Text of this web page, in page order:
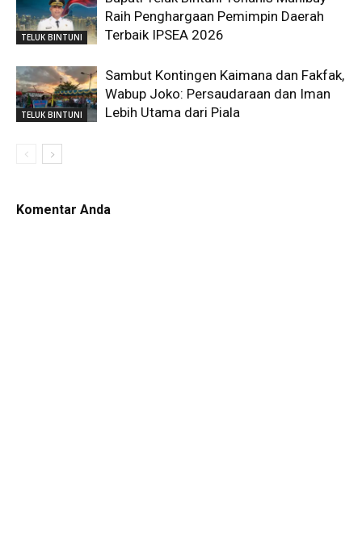
TELUK BINTUNI
Raih Penghargaan Pemimpin Daerah
Terbaik IPSEA 2026
TELUK BINTUNI
Sambut Kontingen Kaimana dan Fakfak,
Wabup Joko: Persaudaraan dan Iman
Lebih Utama dari Piala
Komentar Anda